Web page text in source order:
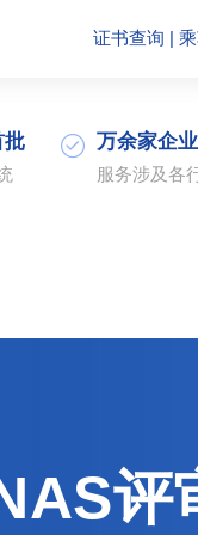
证书查询 |
批 万余家企
服务涉及各
评